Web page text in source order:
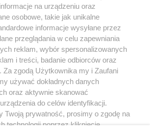
Stylowe kubki i
cenach
na urządzeniu oraz
osobowe, takie jak unikalne
informacje wysyłane przez
przeglądania w celu zapewniania
reklam, wybór spersonalizowanych
i treści, badanie odbiorców oraz
Za zgodą Użytkownika my i Zaufani
używać dokładnych danych
oraz aktywnie skanować
do celów identyfikacji.
Twoją prywatność, prosimy o zgodę na
technologii poprzez kliknięcie